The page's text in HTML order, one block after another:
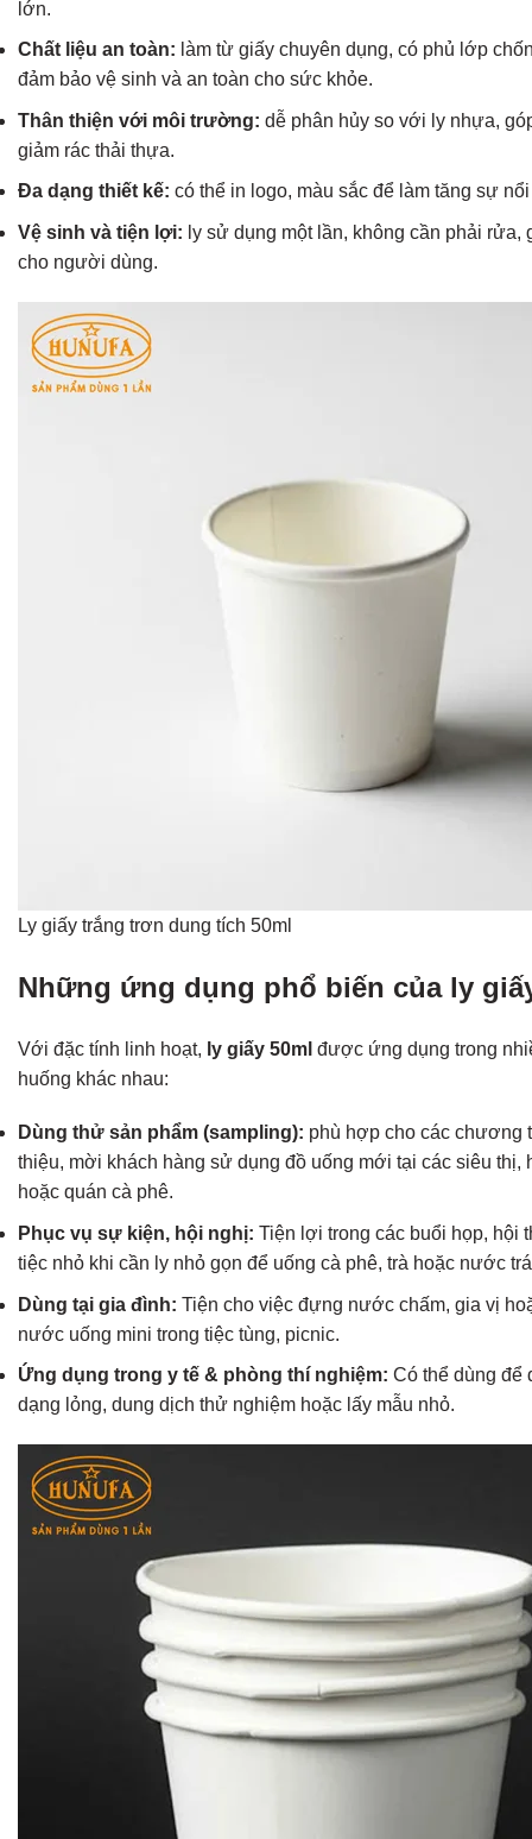
lớn.
Chất liệu an toàn: làm từ giấy chuyên dụng, có phủ lớp
đảm bảo vệ sinh và an toàn cho sức khỏe.
Thân thiện với môi trường: dễ phân hủy so với ly nhựa,
giảm rác thải thựa.
Đa dạng thiết kế: có thể in logo, màu sắc để làm tăng sự
Vệ sinh và tiện lợi: ly sử dụng một lần, không cần phải rửa,
cho người dùng.
Ly giấy trắng trơn dung tích 50ml
Những ứng dụng phổ biến của ly
Với đặc tính linh hoạt, ly giấy 50ml được ứng dụng trong
huống khác nhau:
Dùng thử sản phẩm (sampling): phù hợp cho các chương
thiệu, mời khách hàng sử dụng đồ uống mới tại các siêu thị,
hoặc quán cà phê.
Phục vụ sự kiện, hội nghị: Tiện lợi trong các buổi họp, hội
tiệc nhỏ khi cần ly nhỏ gọn để uống cà phê, trà hoặc nước
Dùng tại gia đình: Tiện cho việc đựng nước chấm, gia vị
nước uống mini trong tiệc tùng, picnic.
Ứng dụng trong y tế & phòng thí nghiệm: Có thể dùng để
dạng lỏng, dung dịch thử nghiệm hoặc lấy mẫu nhỏ.